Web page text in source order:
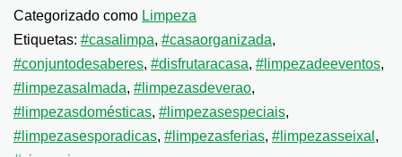
Categorizado como Limpeza
Etiquetas: #casalimpa, #casaorganizada,
#conjuntodesaberes, #disfrutaracasa, #limpezadeeventos,
#limpezasalmada, #limpezasdeverao,
#limpezasdomésticas, #limpezasespeciais,
#limpezasesporadicas, #limpezasferias, #limpezasseixal ,